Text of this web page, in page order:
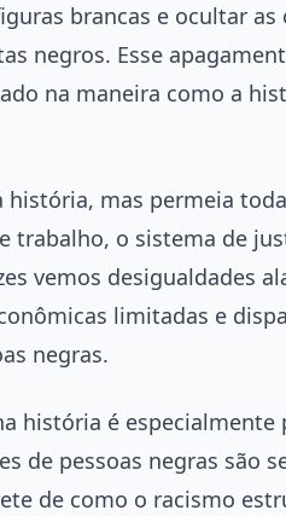
brancas e ocultar as
negros. Esse
na maneira como a
mas permeia
trabalho, o sistema de
vemos desigualdades
limitadas e
negras.
história é especialmente
de pessoas negras são
de como o racismo